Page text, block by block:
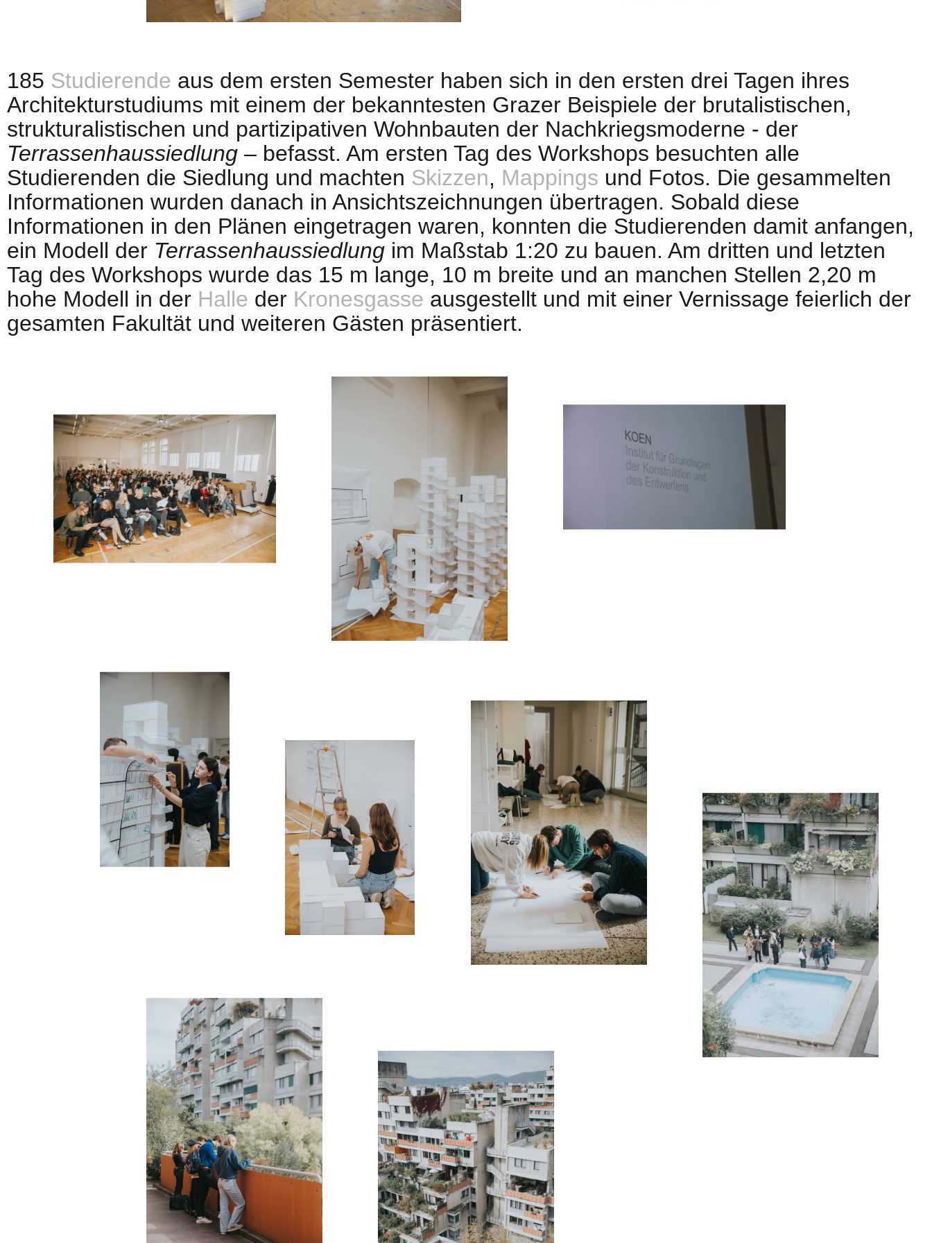
185 Studierende aus dem ersten Semester haben sich in den ersten drei Tagen ihres
Architekturstudiums mit einem der bekanntesten Grazer Beispiele der brutalistischen,
strukturalistischen und partizipativen Wohnbauten der Nachkriegsmoderne - der
Terrassenhaussiedlung – befasst. Am ersten Tag des Workshops besuchten alle
Studierenden die Siedlung und machten Skizzen, Mappings und Fotos. Die gesammelten
Informationen wurden danach in Ansichtszeichnungen übertragen. Sobald diese
Informationen in den Plänen eingetragen waren, konnten die Studierenden damit anfangen,
ein Modell der Terrassenhaussiedlung im Maßstab 1:20 zu bauen. Am dritten und letzten
Tag des Workshops wurde das 15 m lange, 10 m breite und an manchen Stellen 2,20 m
hohe Modell in der Halle der Kronesgasse ausgestellt und mit einer Vernissage feierlich der
gesamten Fakultät und weiteren Gästen präsentiert.